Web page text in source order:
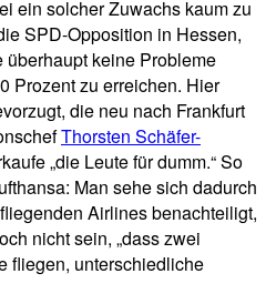
ein solcher Zuwachs kaum zu
SPD-Opposition in Hessen,
keine Probleme
Prozent zu erreichen. Hier
die neu nach Frankfurt
Thorsten Schäfer-
„die Leute für dumm.“ So
Man sehe sich dadurch
Airlines benachteiligt,
nicht sein, „dass zwei
fliegen, unterschiedliche